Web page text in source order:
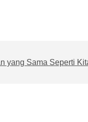
yang Sama Seperti